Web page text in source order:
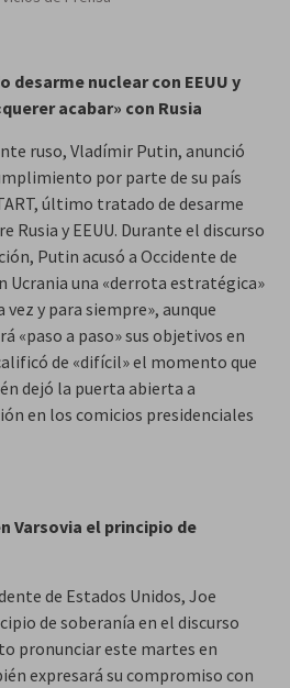
desarme nuclear con EEUU y
acabar» con Rusia
ruso, Vladímir Putin, anunció
por parte de su país
último tratado de desarme
Rusia y EEUU. Durante el discurso
Putin acusó a Occidente de
Ucrania una «derrota estratégica»
vez y para siempre», aunque
«paso a paso» sus objetivos en
de «difícil» el momento que
dejó la puerta abierta a
en los comicios presidenciales
Varsovia el principio de
de Estados Unidos, Joe
de soberanía en el discurso
pronunciar este martes en
expresará su compromiso con